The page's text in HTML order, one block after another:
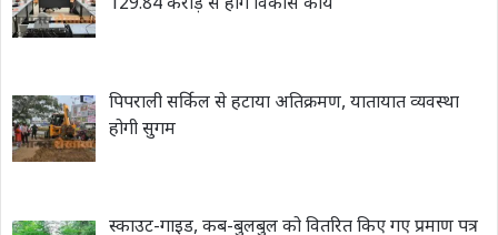
129.84 करोड़ से होंगे विकास कार्य
पिपराली सर्किल से हटाया अतिक्रमण, यातायात व्यवस्था
होगी सुगम
स्काउट-गाइड, कब-बुलबुल को वितरित किए गए प्रमाण पत्र